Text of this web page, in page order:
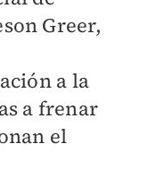
Greer,
a la
a frenar
el